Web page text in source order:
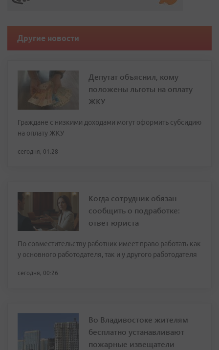
Другие новости
Депутат объяснил, кому
положены льготы на оплату
ЖКУ
Граждане с низкими доходами могут оформить субсидию
на оплату ЖКУ
сегодня, 01:28
Когда сотрудник обязан
сообщить о подработке:
ответ юриста
По совместительству работник имеет право работать как
у основного работодателя, так и у другого работодателя
сегодня, 00:26
Во Владивостоке жителям
бесплатно устанавливают
пожарные извещатели